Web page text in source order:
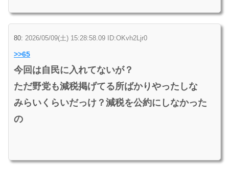
80: 2026/05/09(土) 15:28:58.09 ID:OKvh2Ljr0
>>65
今回は自民に入れてないが？
ただ野党も減税掲げてる所ばかりやったしな
みらいくらいだっけ？減税を公約にしなかった
の